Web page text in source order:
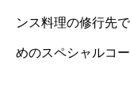
ンス料理の修行先
めのスペシャルコ